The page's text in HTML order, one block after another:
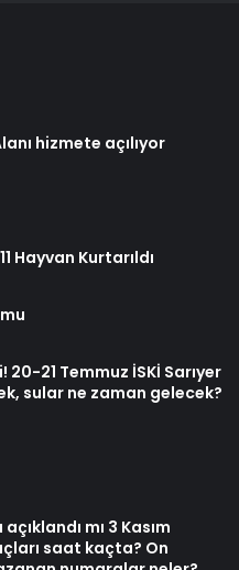
hizmete açılıyor
Hayvan Kurtarıldı
20-21 Temmuz İSKİ Sarıyer
sular ne zaman gelecek?
mı 3 Kasım
saat kaçta? On